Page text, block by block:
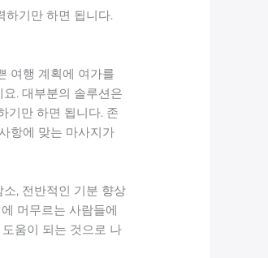
하기만 하면 됩니다.
여행 계획에 여가를
. 대부분의 솔루션은
기만 하면 됩니다. 존
항에 맞는 마사지가
, 전반적인 기분 향상
머무르는 사람들에
움이 되는 것으로 나